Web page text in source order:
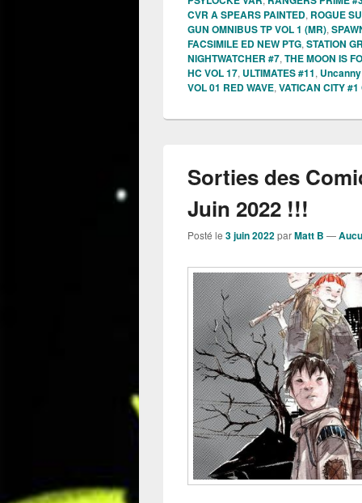
CVR A SPEARS PAINTED, ROGUE
GUN OMNIBUS TP VOL 1 (MR),
FACSIMILE ED NEW PTG, STATION
NIGHTWATCHER #7, THE MOON IS
HC VOL 17, ULTIMATES #11,
VOL 01 RED WAVE, VATICAN CITY
Sorties des
Juin 2022 !!!
Posté le 3 juin 2022parMatt B —